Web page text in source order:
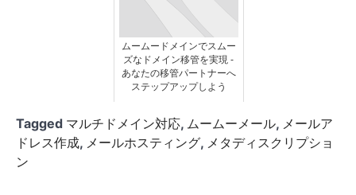
ムームードメインでスムー
ズなドメイン移管を実現 -
あなたの移管パートナーへ
ステップアップしよう
Tagged マルチドメイン対応, ムームーメール, メールア
ドレス作成, メールホスティング, メタディスクリプショ
ン